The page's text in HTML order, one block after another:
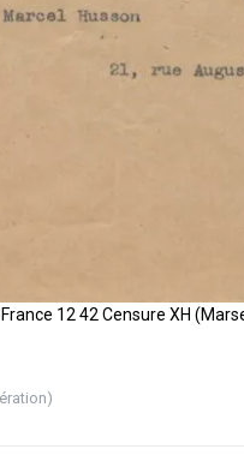
France 12 42 Censure XH